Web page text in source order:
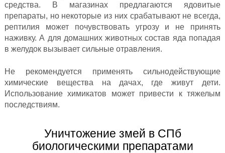
средства. В магазинах предлагаются ядовитые
препараты, но некоторые из них срабатывают не всегда,
рептилия может почувствовать угрозу и не принять
наживку. А для домашних животных состав яда попадая
в желудок вызывает сильные отравления.
Не рекомендуется применять сильнодействующие
химические вещества на дачах, где живут дети.
Использование химикатов может привести к тяжелым
последствиям.
Уничтожение змей в СПб
биологическими препаратами